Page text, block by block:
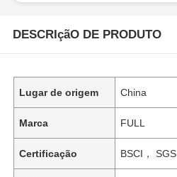
DESCRIçãO DE PRODUTO
Lugar de origem China
Marca FULL
Certificação BSCI， SGS